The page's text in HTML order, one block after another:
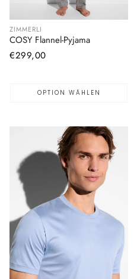
ZIMMERLI
COSY Flannel-Pyjama
Normaler
€299,00
OPTION WÄHLEN